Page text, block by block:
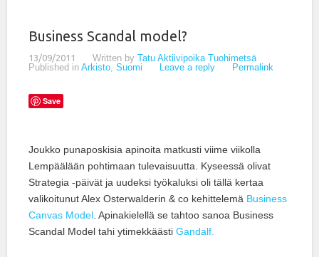
Business Scandal model?
13/09/2011 Written by Tatu Aktiivipoika Tuohimetsä
Published in Arkisto, Suomi Leave a reply Permalink
Save
Joukko punaposkisia apinoita matkusti viime viikolla
Lempäälään pohtimaan tulevaisuutta. Kyseessä olivat
Strategia -päivät ja uudeksi työkaluksi oli tällä kertaa
valikoitunut Alex Osterwalderin & co kehittelemä Business
Canvas Model. Apinakielellä se tahtoo sanoa Business
Scandal Model tahi ytimekkäästi Gandalf.